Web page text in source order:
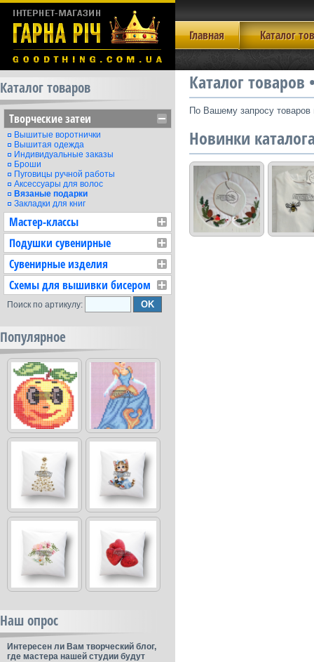
Главная Каталог
Каталог товаров
Творческие затеи
Вышитые воротнички
Вышитая одежда
Индивидуальные заказы
Броши
Пуговицы ручной работы
Аксессуары для волос
Вязаные подарки
Закладки для книг
Мастер-классы
Подушки сувенирные
Сувенирные изделия
Схемы для вышивки бисером
Поиск по артикулу:
Популярное
Наш опрос
Интересен ли Вам творческий блог,
где мастера нашей студии будут
Каталог товаров
По Вашему запросу товаров
Новинки